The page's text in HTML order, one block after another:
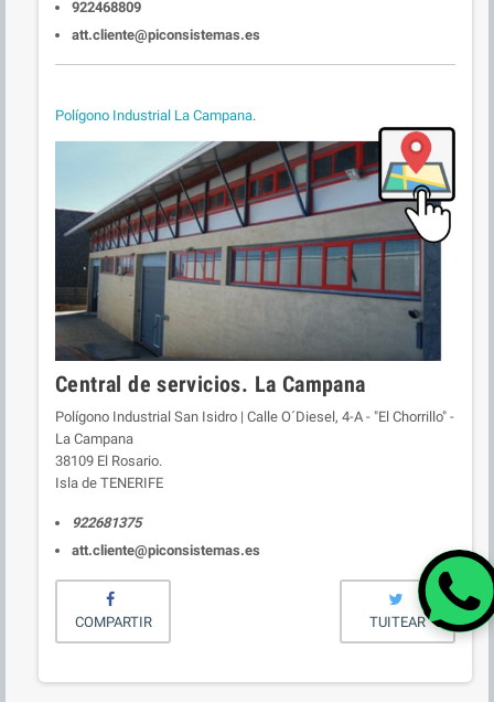
922468809
att.cliente@piconsistemas.es
Polígono Industrial La Campana.
Central de servicios. La Campana
Polígono Industrial San Isidro | Calle O´Diesel, 4-A - "El Chorrillo" -
La Campana
38109 El Rosario.
Isla de TENERIFE
922681375
att.cliente@piconsistemas.es
COMPARTIR TUITEAR